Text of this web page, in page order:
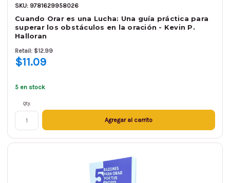
SKU: 9781629958026
Cuando Orar es una Lucha: Una guía práctica para
superar los obstáculos en la oración - Kevin P.
Halloran
Retail: $12.99
$11.09
5 en stock
Qty.
Agregar al carrito